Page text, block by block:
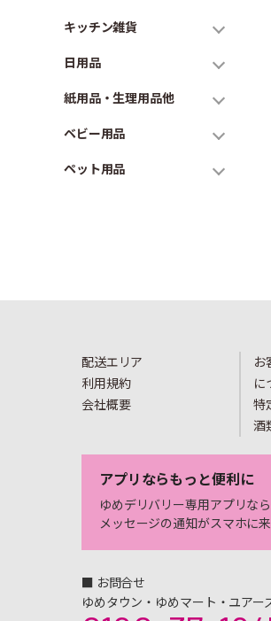
キッチン雑貨
日用品
紙用品・生理用品他
ベビー用品
ペット用品
配送エリア
利用規約
会社概要
お
に
特
酒
アプリならもっと便利に
ゆめデリバリー専用アプリなら
メッセージの通知がスマホに
■ お問合せ
ゆめタウン・ゆめマート・ユアー